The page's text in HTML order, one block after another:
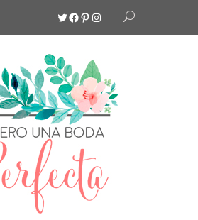
Twitter
Facebook
Pinterest
Instagram